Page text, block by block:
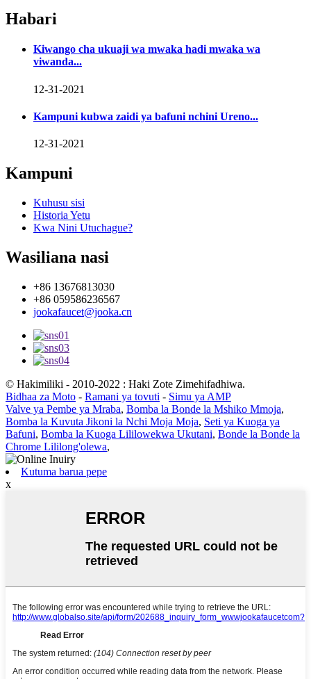
Habari
Kiwango cha ukuaji wa mwaka hadi mwaka wa
viwanda...
12-31-2021
Kampuni kubwa zaidi ya bafuni nchini Ureno...
12-31-2021
Kampuni
Kuhusu sisi
Historia Yetu
Kwa Nini Utuchague?
Wasiliana nasi
+86 13676813030
+86 059586236567
jookafaucet@jooka.cn
© Hakimiliki - 2010-2022 : Haki Zote Zimehifadhiwa.
Bidhaa za Moto - Ramani ya tovuti - Simu ya AMP
Valve ya Pembe ya Mraba, Bomba la Bonde la Mshiko Mmoja,
Bomba la Kuvuta Jikoni la Nchi Moja Moja, Seti ya Kuoga ya
Bafuni, Bomba la Kuoga Lililowekwa Ukutani, Bonde la Bonde la
Chrome Lililong'olewa,
Kutuma barua pepe
x